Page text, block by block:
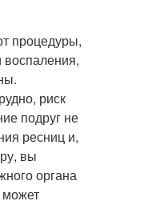
процедуры,
воспаления,
риск
подруг не
ресниц и,
вы
органа